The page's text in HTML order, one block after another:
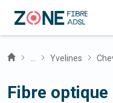
Yvelines
Fibre optique